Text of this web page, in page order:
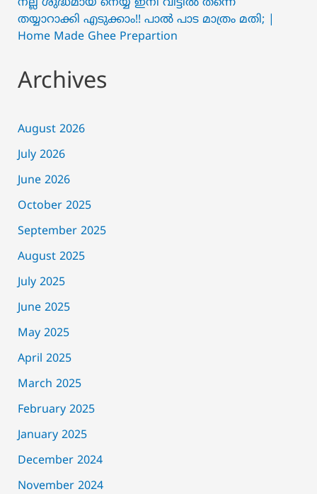
തയ്യാറാക്കി എടുക്കാം!! പാൽ പാട മാത്രം മതി; |
Home Made Ghee Prepartion
Archives
August 2026
July 2026
June 2026
October 2025
September 2025
August 2025
July 2025
June 2025
May 2025
April 2025
March 2025
February 2025
January 2025
December 2024
November 2024